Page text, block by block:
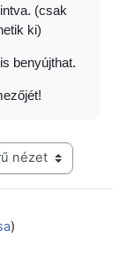
(csak
ki)
benyújthat.
navigáció
)